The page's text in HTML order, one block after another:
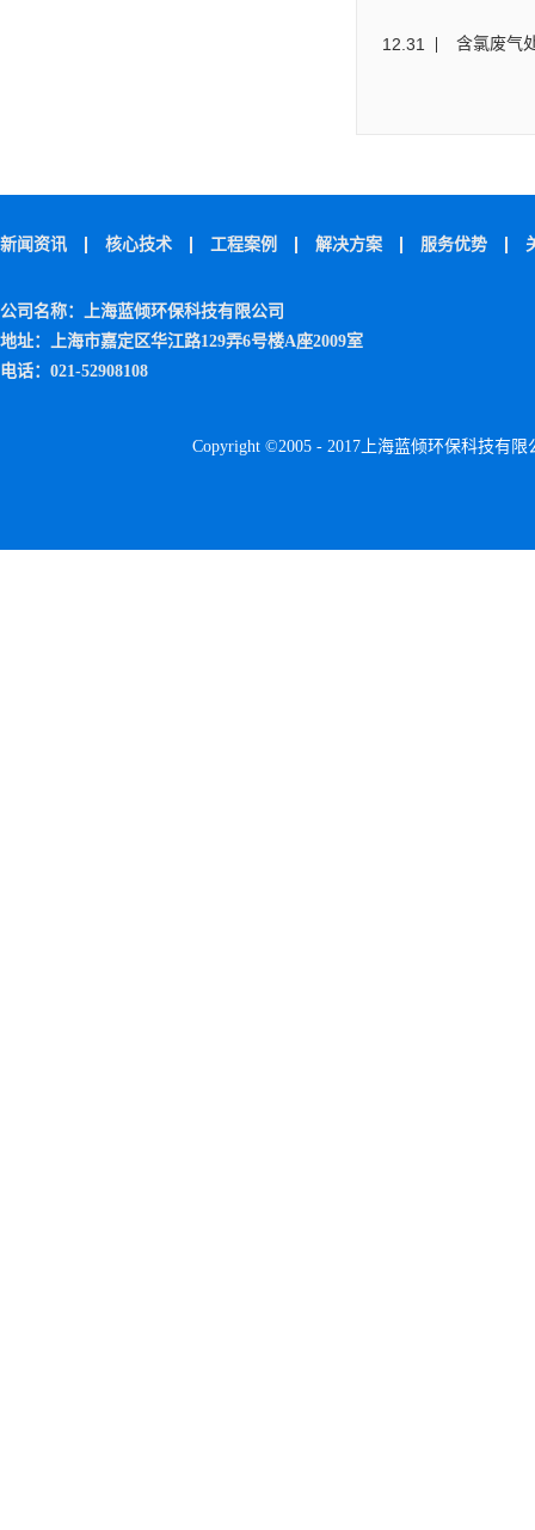
12 31 含氯废气
新闻资讯 核心技术 工程案例 解决方案 服务优势
公司名称：上海蓝倾环保科技有限公司
地址：上海市嘉定区华江路129弄6号楼A座2009室
电话：021-52908108
Copyright ©2005 - 2017上海蓝倾环保科技有限